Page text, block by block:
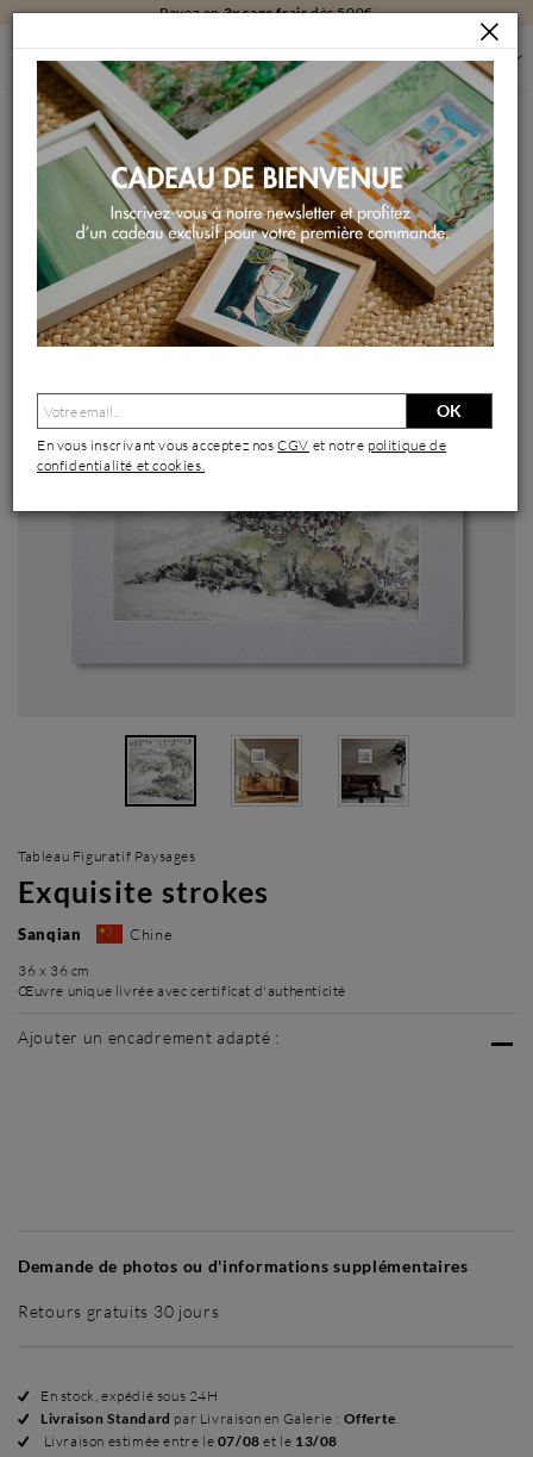
Payez en3x sans fraisdès 500€
PEINTURES PEINTURES PAR STYLE
PEINTURES FIGURATIVES
EXQUISITE STROKES
Peinture Exquisite strokes par Sanqian | Tableau Figuratif
Tableau Figuratif Paysages
Exquisite strokes
Sanqian Chine
36 x 36 cm
Œuvre unique livrée avec certificat d'authenticité
Ajouter un encadrement adapté :
Demande de photos ou d'informations supplémentaires
Retours gratuits 30 jours
En stock, expédié sous 24H
Livraison Standard par Livraison en Galerie : Offerte.
Livraison estimée entre le 07/08 et le 13/08
OK
En vous inscrivant vous acceptez nosCGV et notre politique de
confidentialité et cookies.